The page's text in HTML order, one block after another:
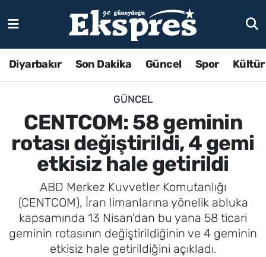
Diyarbakır Son Dakika Güncel Spor
GÜNCEL
CENTCOM: 58 geminin
rotası değiştirildi, 4 gemi
etkisiz hale getirildi
ABD Merkez Kuvvetler Komutanlığı
(CENTCOM), İran limanlarına yönelik abluka
kapsamında 13 Nisan'dan bu yana 58 ticari
geminin rotasının değiştirildiğinin ve 4 geminin
etkisiz hale getirildiğini açıkladı.